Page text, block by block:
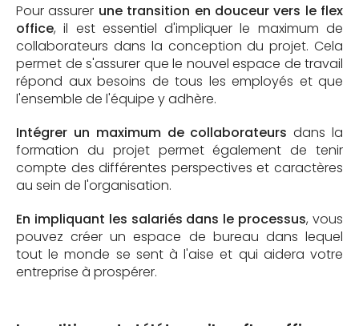
Pour assurer une transition en douceur vers le flex
office, il est essentiel d'impliquer le maximum de
collaborateurs dans la conception du projet. Cela
permet de s'assurer que le nouvel espace de travail
répond aux besoins de tous les employés et que
l'ensemble de l'équipe y adhère.
Intégrer un maximum de collaborateurs dans la
formation du projet permet également de tenir
compte des différentes perspectives et caractères
au sein de l'organisation.
En impliquant les salariés dans le processus, vous
pouvez créer un espace de bureau dans lequel
tout le monde se sent à l'aise et qui aidera votre
entreprise à prospérer.